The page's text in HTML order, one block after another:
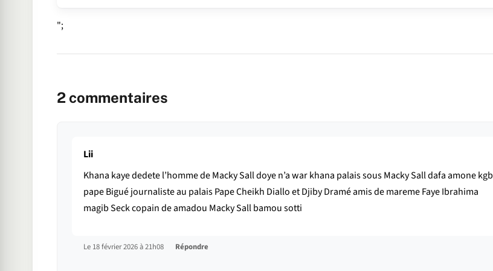
";
2 commentaires
Lii
Khana kaye dedete l’homme de Macky Sall doye n’a war khana palais sous Macky Sall dafa amone kgb
pape Bigué journaliste au palais Pape Cheikh Diallo et Djiby Dramé amis de mareme Faye Ibrahima
magib Seck copain de amadou Macky Sall bamou sotti
Le 18 février 2026 à 21h08 Répondre